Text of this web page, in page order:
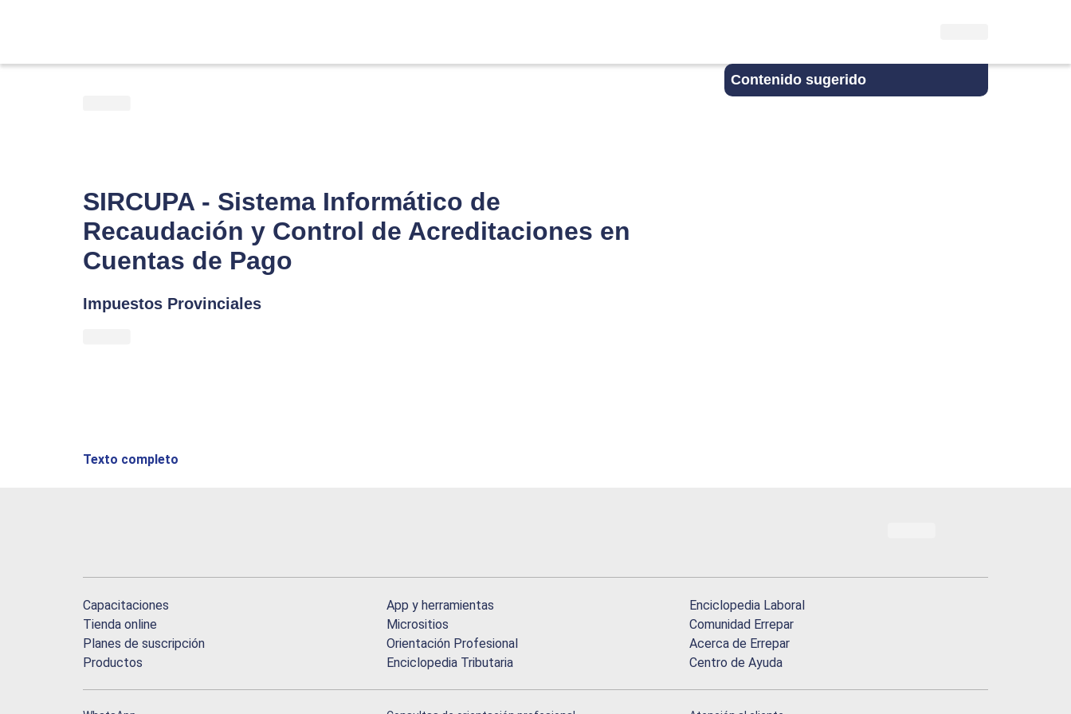
Contenido sugerido
SIRCUPA - Sistema Informático de
Recaudación y Control de Acreditaciones en
Cuentas de Pago
Impuestos Provinciales
Texto completo
Capacitaciones
Tienda online
Planes de suscripción
Productos
App y herramientas
Micrositios
Orientación Profesional
Enciclopedia Tributaria
Enciclopedia Laboral
Comunidad Errepar
Acerca de Errepar
Centro de Ayuda